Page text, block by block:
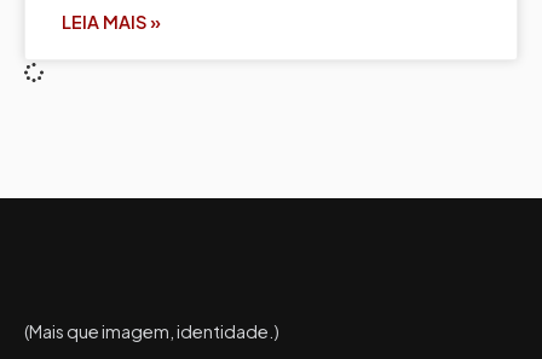
LEIA MAIS »
(Mais que imagem, identidade.)